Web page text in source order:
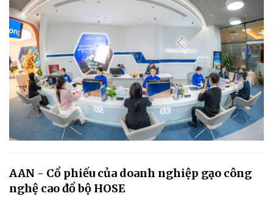
AAN - Cổ phiếu của doanh nghiệp gạo công
nghệ cao đổ bộ HOSE